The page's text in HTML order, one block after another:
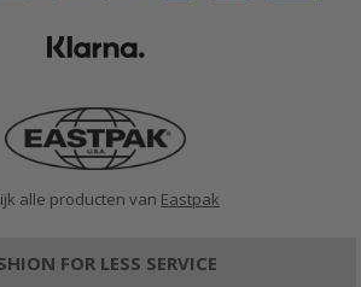
alle producten van Eastpak
FOR LESS SERVICE